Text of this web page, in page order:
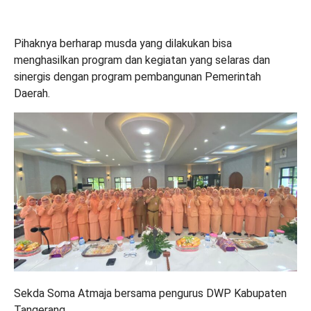
Pihaknya berharap musda yang dilakukan bisa
menghasilkan program dan kegiatan yang selaras dan
sinergis dengan program pembangunan Pemerintah
Daerah.
Sekda Soma Atmaja bersama pengurus DWP Kabupaten